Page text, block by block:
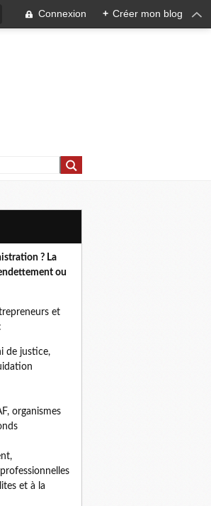
Connexion + Créer mon blog
? La
ou
et
de justice,
organismes
et à la